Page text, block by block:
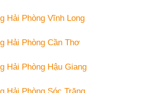
Hải Phòng Vĩnh Long
Hải Phòng Cần Thơ
Hải Phòng Hậu Giang